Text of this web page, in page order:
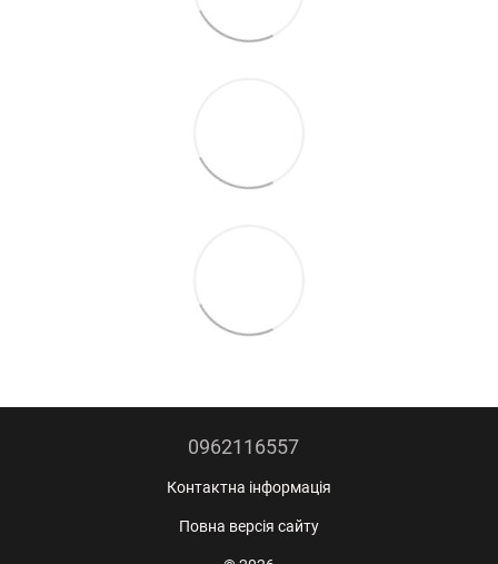
0962116557
Контактна інформація
Повна версія сайту